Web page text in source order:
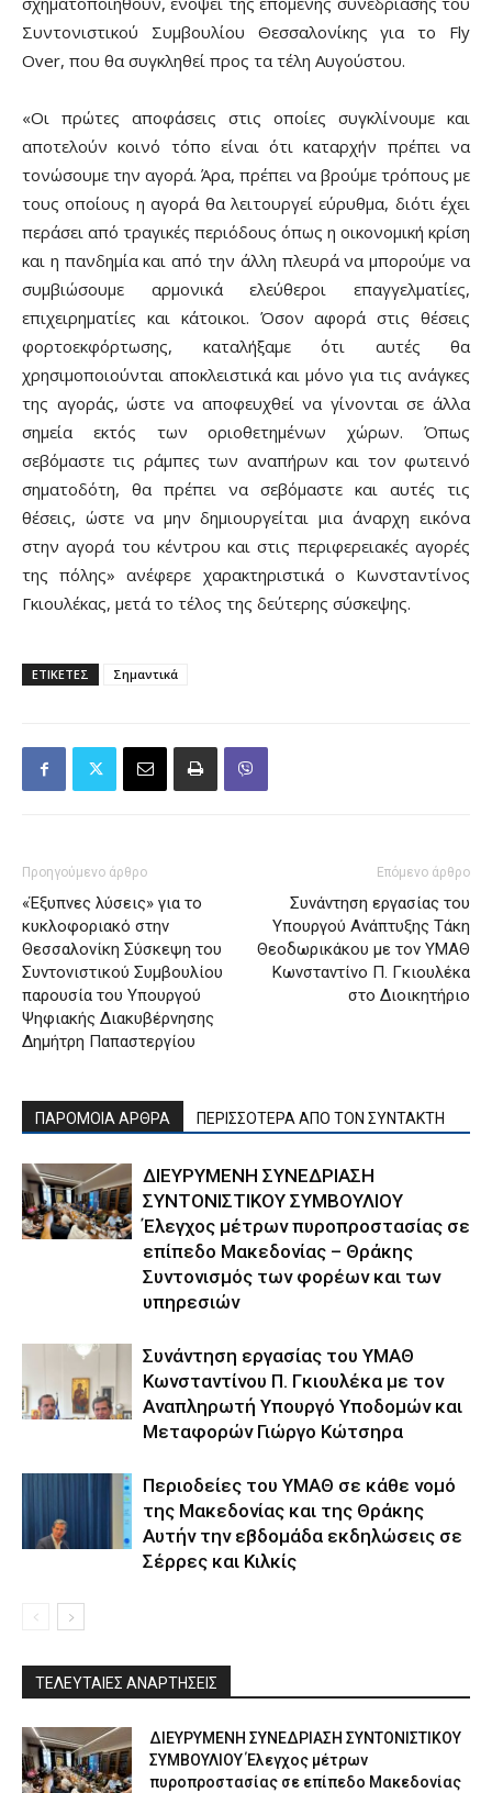
Συντονιστικού Συμβουλίου Θεσσαλονίκης για το Fly
Over, που θα συγκληθεί προς τα τέλη Αυγούστου.
«Οι πρώτες αποφάσεις στις οποίες συγκλίνουμε και
αποτελούν κοινό τόπο είναι ότι καταρχήν πρέπει να
τονώσουμε την αγορά. Άρα, πρέπει να βρούμε τρόπους με
τους οποίους η αγορά θα λειτουργεί εύρυθμα, διότι έχει
περάσει από τραγικές περιόδους όπως η οικονομική κρίση
και η πανδημία και από την άλλη πλευρά να μπορούμε να
συμβιώσουμε αρμονικά ελεύθεροι επαγγελματίες,
επιχειρηματίες και κάτοικοι. Όσον αφορά στις θέσεις
φορτοεκφόρτωσης, καταλήξαμε ότι αυτές θα
χρησιμοποιούνται αποκλειστικά και μόνο για τις ανάγκες
της αγοράς, ώστε να αποφευχθεί να γίνονται σε άλλα
σημεία εκτός των οριοθετημένων χώρων. Όπως
σεβόμαστε τις ράμπες των αναπήρων και τον φωτεινό
σηματοδότη, θα πρέπει να σεβόμαστε και αυτές τις
θέσεις, ώστε να μην δημιουργείται μια άναρχη εικόνα
στην αγορά του κέντρου και στις περιφερειακές αγορές
της πόλης» ανέφερε χαρακτηριστικά ο Κωνσταντίνος
Γκιουλέκας, μετά το τέλος της δεύτερης σύσκεψης.
ΕΤΙΚΕΤΕΣ Σημαντικά
Προηγούμενο άρθρο
«Έξυπνες λύσεις» για το
κυκλοφοριακό στην
Θεσσαλονίκη Σύσκεψη του
Συντονιστικού Συμβουλίου
παρουσία του Υπουργού
Ψηφιακής Διακυβέρνησης
Δημήτρη Παπαστεργίου
Επόμενο άρθρο
Συνάντηση εργασίας του
Υπουργού Ανάπτυξης Τάκη
Θεοδωρικάκου με τον ΥΜΑΘ
Κωνσταντίνο Π. Γκιουλέκα
στο Διοικητήριο
ΠΑΡΟΜΟΙΑ ΑΡΘΡΑ ΠΕΡΙΣΣΟΤΕΡΑ ΑΠΟ ΤΟΝ ΣΥΝΤΑΚΤΗ
ΔΙΕΥΡΥΜΕΝΗ ΣΥΝΕΔΡΙΑΣΗ
ΣΥΝΤΟΝΙΣΤΙΚΟΥ ΣΥΜΒΟΥΛΙΟΥ
Έλεγχος μέτρων πυροπροστασίας σε
επίπεδο Μακεδονίας – Θράκης
Συντονισμός των φορέων και των
υπηρεσιών
Συνάντηση εργασίας του ΥΜΑΘ
Κωνσταντίνου Π. Γκιουλέκα με τον
Αναπληρωτή Υπουργό Υποδομών και
Μεταφορών Γιώργο Κώτσηρα
Περιοδείες του ΥΜΑΘ σε κάθε νομό
της Μακεδονίας και της Θράκης
Αυτήν την εβδομάδα εκδηλώσεις σε
Σέρρες και Κιλκίς
ΤΕΛΕΥΤΑΙΕΣ ΑΝΑΡΤΗΣΕΙΣ
ΔΙΕΥΡΥΜΕΝΗ ΣΥΝΕΔΡΙΑΣΗ ΣΥΝΤΟΝΙΣΤΙΚΟΥ
ΣΥΜΒΟΥΛΙΟΥ Έλεγχος μέτρων
πυροπροστασίας σε επίπεδο Μακεδονίας